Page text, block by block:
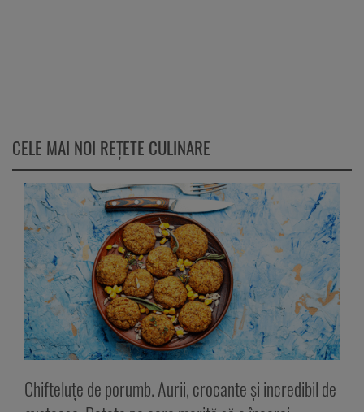
CELE MAI NOI REȚETE CULINARE
Chifteluțe de porumb. Aurii, crocante și incredibil de